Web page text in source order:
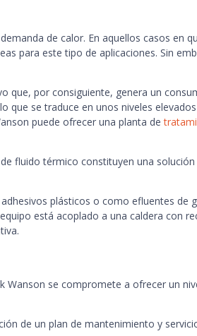
de calor. En aquellos casos en
para este tipo de aplicaciones. Sin
por consiguiente, genera un
se traduce en unos niveles
puede ofrecer una planta de
fluido térmico constituyen una
plásticos o como efluentes de
está acoplado a una caldera con
se compromete a ofrecer un
de un plan de mantenimiento y